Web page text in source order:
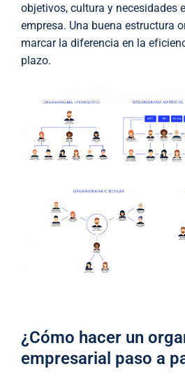
objetivos, cultura y necesidades
empresa. Una buena estructura
marcar la diferencia en la
plazo.
¿Cómo hacer un
empresarial paso a